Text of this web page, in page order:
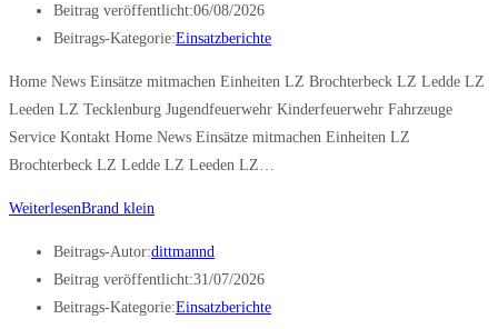
Beitrag veröffentlicht:06/08/2026
Beitrags-Kategorie:Einsatzberichte
Home News Einsätze mitmachen Einheiten LZ Brochterbeck LZ Ledde LZ
Leeden LZ Tecklenburg Jugendfeuerwehr Kinderfeuerwehr Fahrzeuge
Service Kontakt Home News Einsätze mitmachen Einheiten LZ
Brochterbeck LZ Ledde LZ Leeden LZ…
WeiterlesenBrand klein
Beitrags-Autor:dittmannd
Beitrag veröffentlicht:31/07/2026
Beitrags-Kategorie:Einsatzberichte